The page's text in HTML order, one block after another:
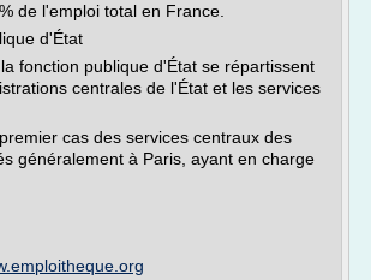
de l'emploi total en France.
d'État
fonction publique d'État se répartissent
centrales de l'État et les services
cas des services centraux des
généralement à Paris, ayant en charge